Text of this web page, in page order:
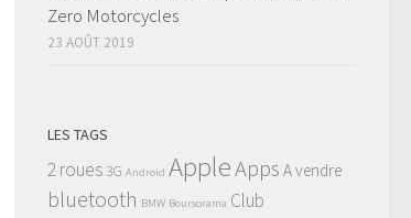
Zero Motorcycles
23 AOÛT 2019
LES TAGS
2 roues 3G Android AppleApps A vendre
bluetooth BMW Boursorama Club